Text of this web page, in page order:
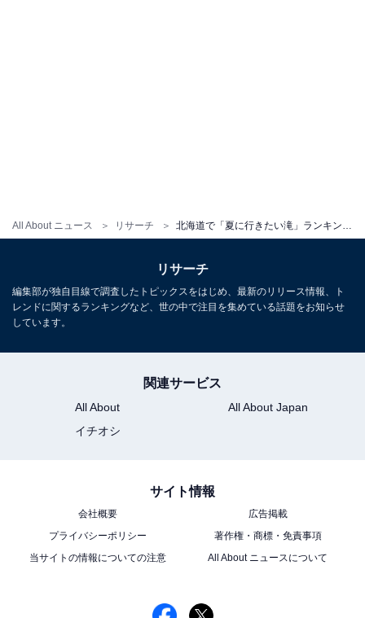
All About ニュース リサーチ
リサーチ
編集部が独自目線で調査したトピックスをはじめ、最新のリリース情報、ト
レンドに関するランキングなど、世の中で注目を集めている話題をお知らせ
しています。
関連サービス
All About
All About Japan
イチオシ
サイト情報
会社概要
広告掲載
プライバシーポリシー
著作権・商標・免責事項
当サイトの情報についての注意
All About ニュースについて